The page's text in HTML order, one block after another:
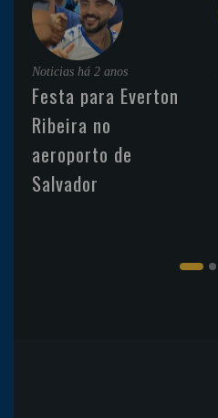
Noticias há 2 anos
Festa para Everton
Ribeira no
aeroporto de
Salvador